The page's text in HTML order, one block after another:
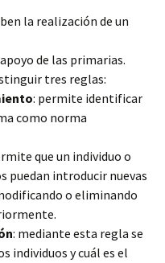
la realización de un
de las primarias.
tres reglas:
: permite identificar
como norma
que un individuo o
puedan introducir nuevas
o eliminando
: mediante esta regla se
individuos y cuál es el